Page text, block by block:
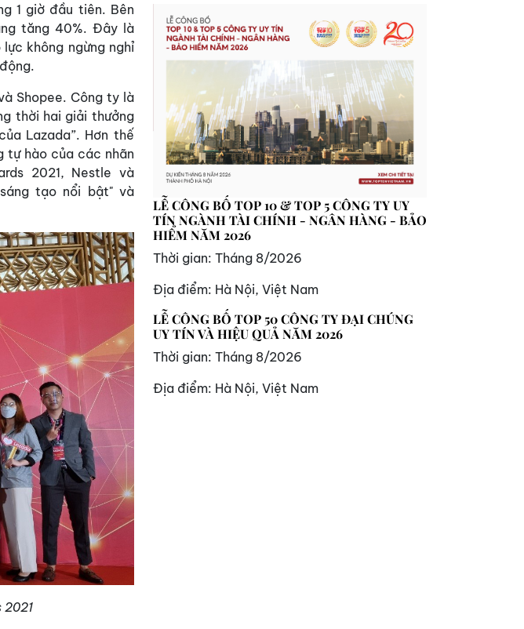
1 giờ đầu tiên. Bên
tăng 40%. Đây là
không ngừng nghỉ
Shopee. Công ty là
thời hai giải thưởng
Lazada”. Hơn thế
tự hào của các nhãn
2021, Nestle và
tạo nổi bật" và
LỄ CÔNG BỐ TOP 10 & TOP 5 CÔNG TY UY
TÍN NGÀNH TÀI CHÍNH - NGÂN HÀNG - BẢO
HIỂM NĂM 2026
Thời gian: Tháng 8/2026
Địa điểm: Hà Nội, Việt Nam
LỄ CÔNG BỐ TOP 50 CÔNG TY ĐẠI CHÚNG
UY TÍN VÀ HIỆU QUẢ NĂM 2026
Thời gian: Tháng 8/2026
Địa điểm: Hà Nội, Việt Nam